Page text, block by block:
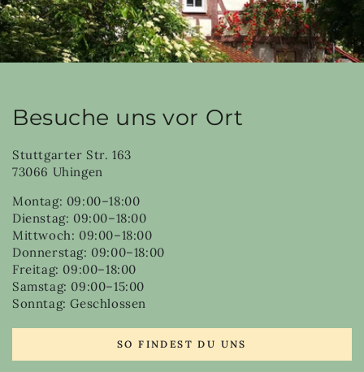
Besuche uns vor Ort
Stuttgarter Str. 163
73066 Uhingen
Montag: 09:00–18:00
Dienstag: 09:00–18:00
Mittwoch: 09:00–18:00
Donnerstag: 09:00–18:00
Freitag: 09:00–18:00
Samstag: 09:00–15:00
Sonntag: Geschlossen
SO FINDEST DU UNS